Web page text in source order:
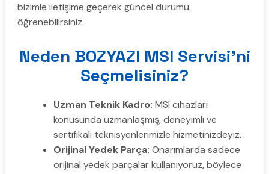
bizimle iletişime geçerek güncel durumu
öğrenebilirsiniz.
Neden BOZYAZI MSI Servisi’ni
Seçmelisiniz?
Uzman Teknik Kadro: MSI cihazları
konusunda uzmanlaşmış, deneyimli ve
sertifikalı teknisyenlerimizle hizmetinizdeyiz.
Orijinal Yedek Parça: Onarımlarda sadece
orijinal yedek parçalar kullanıyoruz, böylece